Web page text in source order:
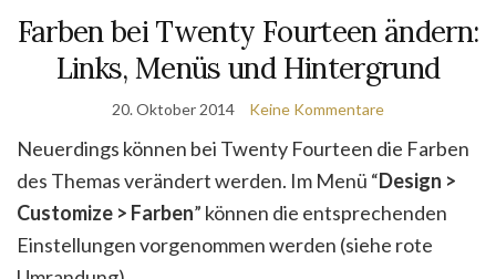
Farben bei Twenty Fourteen ändern:
Links, Menüs und Hintergrund
20. Oktober 2014 Keine Kommentare
Neuerdings können bei Twenty Fourteen die Farben
des Themas verändert werden. Im Menü “Design >
Customize > Farben” können die entsprechenden
Einstellungen vorgenommen werden (siehe rote